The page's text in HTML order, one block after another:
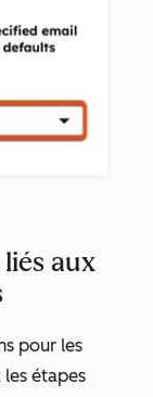
aux
pour les
étapes